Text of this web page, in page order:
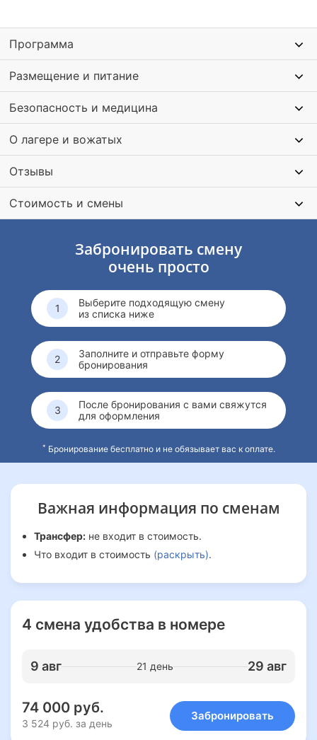
Программа
Размещение и питание
Безопасность и медицина
О лагере и вожатых
Отзывы
Стоимость и смены
Забронировать смену
очень просто
Выберите подходящую смену
из списка ниже
Заполните и отправьте форму
бронирования
После бронирования с вами свяжутся
для оформления
* Бронирование бесплатно и не обязывает вас к оплате.
Важная информация по сменам
Трансфер: не входит в стоимость.
Что входит в стоимость (раскрыть).
4 смена удобства в номере
9 авг 21 день 29 авг
74 000 руб.
3 524 руб. за день
Забронировать